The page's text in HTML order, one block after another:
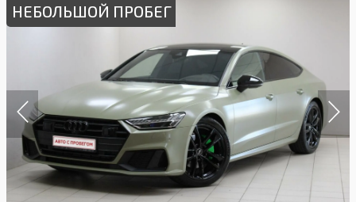
НЕБОЛЬШОЙ ПРОБЕГ